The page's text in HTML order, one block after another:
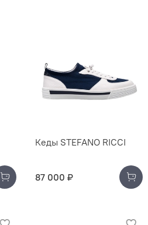
Кеды STEFANO RICCI
87 000 ₽